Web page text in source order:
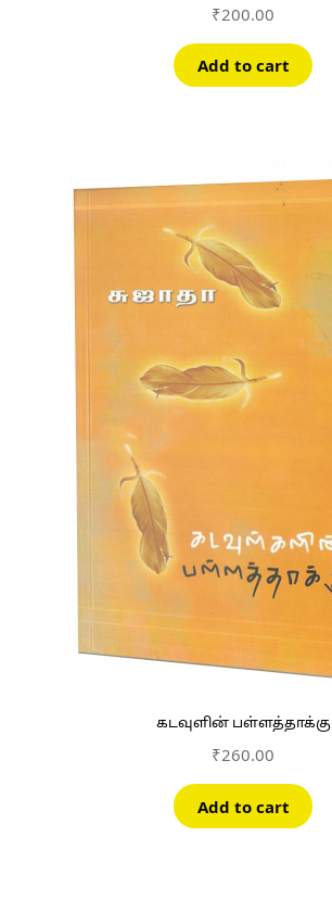
₹200.00
Add to cart
கடவுளின் பள்ளத்தாக்கு
₹260.00
Add to cart